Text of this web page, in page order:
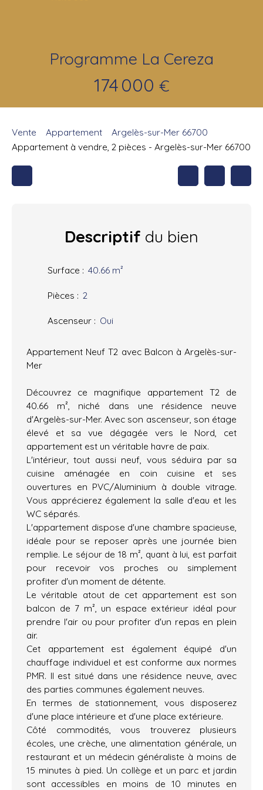
Programme La Cereza
174 000 €
Vente Appartement
Argelès-sur-Mer 66700
Appartement à vendre, 2 pièces - Argelès-sur-Mer 66700
Descriptif du bien
Surface : 40.66 m²
Pièces : 2
Ascenseur : Oui
Appartement Neuf T2 avec Balcon à Argelès-sur-
Mer
Découvrez ce magnifique appartement T2 de
40.66 m², niché dans une résidence neuve
d'Argelès-sur-Mer. Avec son ascenseur, son étage
élevé et sa vue dégagée vers le Nord, cet
appartement est un véritable havre de paix.
L'intérieur, tout aussi neuf, vous séduira par sa
cuisine aménagée en coin cuisine et ses
ouvertures en PVC/Aluminium à double vitrage.
Vous apprécierez également la salle d'eau et les
WC séparés.
L'appartement dispose d'une chambre spacieuse,
idéale pour se reposer après une journée bien
remplie. Le séjour de 18 m², quant à lui, est parfait
pour recevoir vos proches ou simplement
profiter d'un moment de détente.
Le véritable atout de cet appartement est son
balcon de 7 m², un espace extérieur idéal pour
prendre l'air ou pour profiter d'un repas en plein
air.
Cet appartement est également équipé d'un
chauffage individuel et est conforme aux normes
PMR. Il est situé dans une résidence neuve, avec
des parties communes également neuves.
En termes de stationnement, vous disposerez
d'une place intérieure et d'une place extérieure.
Côté commodités, vous trouverez plusieurs
écoles, une crèche, une alimentation générale, un
restaurant et un médecin généraliste à moins de
15 minutes à pied. Un collège et un parc et jardin
sont accessibles en moins de 10 minutes en